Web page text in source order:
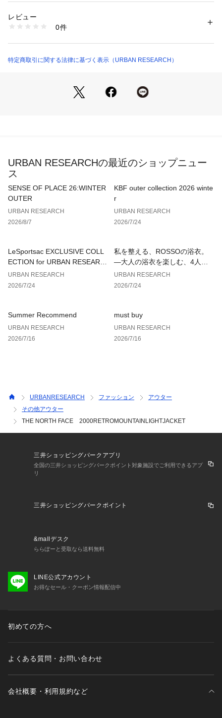
す。デニムやチノと合わせたカジュアルスタイルから、スラッ
クスを合わせた大人の休日コーデまで幅広く対応します。
制作・販売を手がける、言わずと知れたアメリカのアウトドア
【2026 Spring/Summer】【26SS】
※この商品は、特殊な接着剤を使用しております。この特殊な
接着剤は、高温にすると溶けてしまう可能性があります。
※その他お取り扱いに関しましては、商品に付属のアテンショ
ンタグをご覧ください。
M : 胸囲88～96cm / 165～175cm
L : 胸囲92～100cm / 170～180cm
L : 胸囲96～104cm / 175～185cm
表の実寸サイズをご参照ください。
総重量 : 約670g
※商品の色味の目安は、商品単体の画像をご参照ください。
▼お気に入り登録のおすすめ▼
お気に入り登録された商品は、マイページにて現在の価格情報
や在庫状況の確認が可能です。
透け感 : なし
光沢 : なし
素材：表地 : ナイロン100%(コーティング等樹脂加工)裏地 : ポリエステル
生産国：ベトナム
商品番号：1650000134335 （モール）
レビュー
0件
特定商取引に関する法律に基づく表示（URBAN RESEARCH）
URBAN RESEARCHの最近のショップニュー
ス
SENSE OF PLACE 26:WINTER
OUTER
URBAN RESEARCH
2026/8/7
KBF outer collection 2026 winte
r
URBAN RESEARCH
2026/7/24
LeSportsac EXCLUSIVE COLL
ECTION for URBAN RESEARC
H
URBAN RESEARCH
2026/7/24
私を整える、ROSSOの浴衣。
—大人の浴衣を楽しむ、4人のT
IPS—
URBAN RESEARCH
2026/7/24
Summer Recommend
URBAN RESEARCH
2026/7/16
must buy
URBAN RESEARCH
2026/7/16
URBANRESEARCH ファッション
アウター
その他アウター
THE NORTH FACE 2000RETROMOUNTAINLIGHTJACKET
三井ショッピングパークアプリ
全国の三井ショッピングパークポイント対象施設でご利用できるアプ
リ
三井ショッピングパークポイント
&mallデスク
ららぽーと受取なら送料無料
LINE公式アカウント
お得なセール・クーポン情報配信中
初めての方へ
よくある質問・お問い合わせ
会社概要・利用規約など